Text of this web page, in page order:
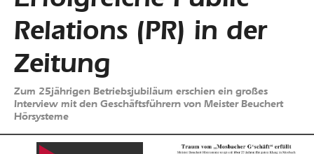
Relations (PR) in der
Zeitung
Zum 25jährigen Betriebsjubiläum erschien ein großes
Interview mit den Geschäftsführern von Meister Beuchert
Hörsysteme